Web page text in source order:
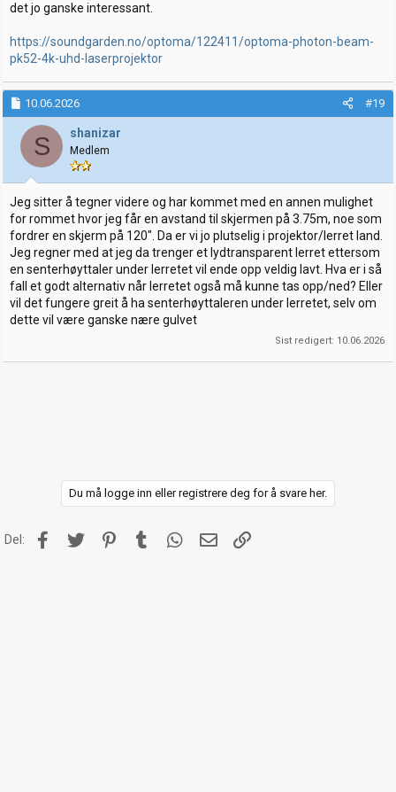
det jo ganske interessant.
https://soundgarden.no/optoma/122411/optoma-photon-beam-
pk52-4k-uhd-laserprojektor
10.06.2026 #19
S shanizar
Medlem
Jeg sitter å tegner videre og har kommet med en annen mulighet
for rommet hvor jeg får en avstand til skjermen på 3.75m, noe som
fordrer en skjerm på 120". Da er vi jo plutselig i projektor/lerret land.
Jeg regner med at jeg da trenger et lydtransparent lerret ettersom
en senterhøyttaler under lerretet vil ende opp veldig lavt. Hva er i så
fall et godt alternativ når lerretet også må kunne tas opp/ned? Eller
vil det fungere greit å ha senterhøyttaleren under lerretet, selv om
dette vil være ganske nære gulvet
Sist redigert: 10.06.2026
Du må logge inn eller registrere deg for å svare her.
Del: Facebook
Twitter PinterestTumblr WhatsApp
E-postLink